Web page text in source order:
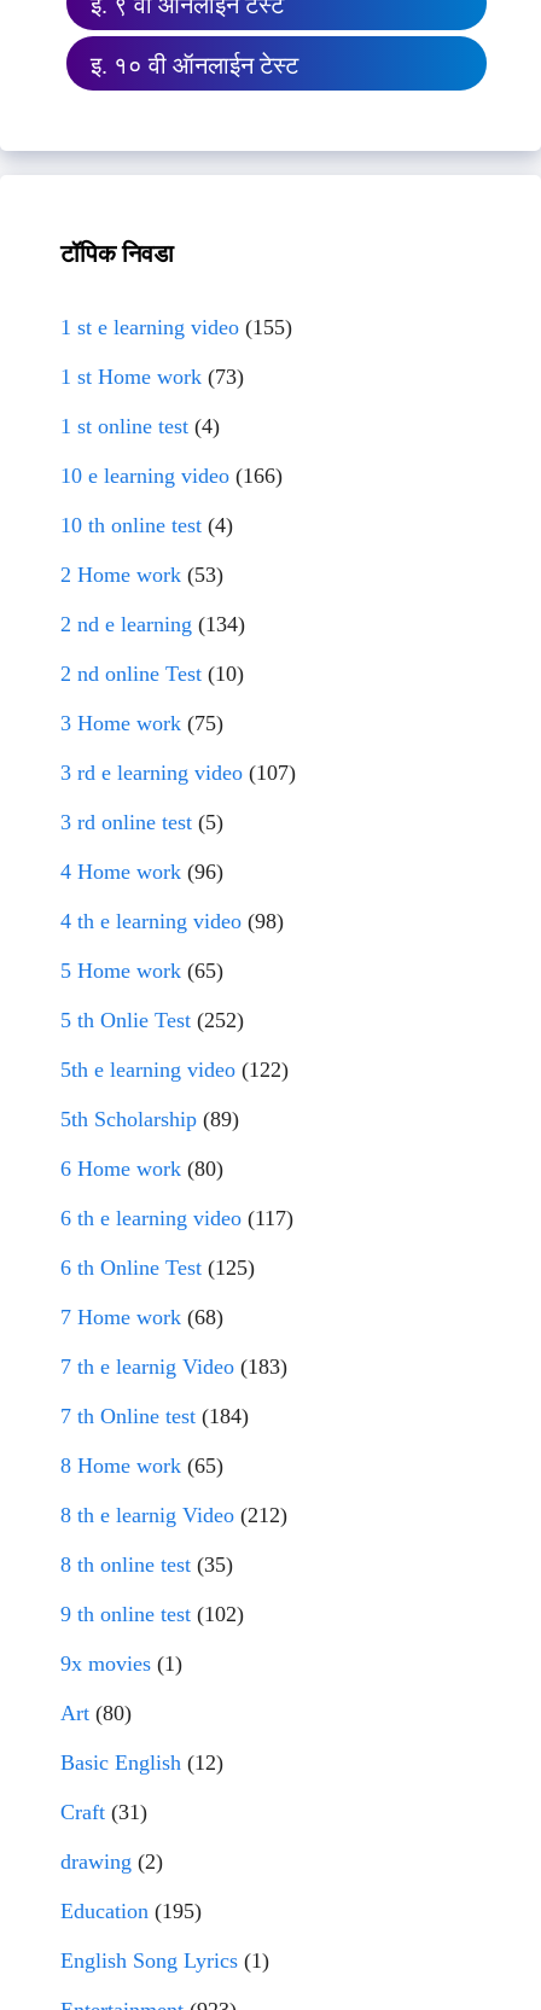
इ. १० वी ऑनलाईन टेस्ट
टॉपिक निवडा
1 st e learning video (155)
1 st Home work (73)
1 st online test (4)
10 e learning video (166)
10 th online test (4)
2 Home work (53)
2 nd e learning (134)
2 nd online Test (10)
3 Home work (75)
3 rd e learning video (107)
3 rd online test (5)
4 Home work (96)
4 th e learning video (98)
5 Home work (65)
5 th Onlie Test (252)
5th e learning video (122)
5th Scholarship (89)
6 Home work (80)
6 th e learning video (117)
6 th Online Test (125)
7 Home work (68)
7 th e learnig Video (183)
7 th Online test (184)
8 Home work (65)
8 th e learnig Video (212)
8 th online test (35)
9 th online test (102)
9x movies (1)
Art (80)
Basic English (12)
Craft (31)
drawing (2)
Education (195)
English Song Lyrics (1)